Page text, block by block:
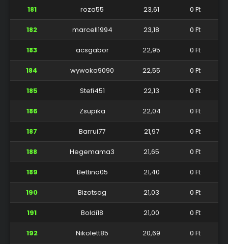
181 roza55 23,61 0 Ft
182 marcell1994 23,18 0 Ft
183 acsgabor 22,95 0 Ft
184 wywoka9090 22,55 0 Ft
185 Stefi451 22,13 0 Ft
186 Zsupika 22,04 0 Ft
187 Barrui77 21,97 0 Ft
188 Hegemama3 21,65 0 Ft
189 Bettina05 21,40 0 Ft
190 Bizotsag 21,03 0 Ft
191 Boldi18 21,00 0 Ft
192 Nikolett85 20,69 0 Ft